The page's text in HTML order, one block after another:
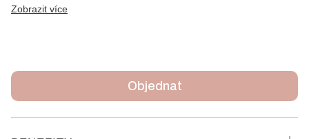
bariéru, čímž přispívá k viditelně mladší, zářivé a
300% zvýšení produkce kolagenu
Zobrazit více
Objednat